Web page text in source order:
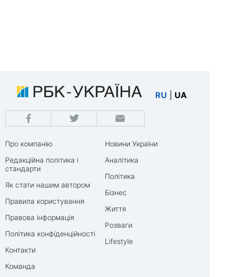
RU UA
Про компанію
Редакційна політика і
стандарти
Як стати нашим автором
Правила користування
Правова інформація
Політика конфіденційності
Контакти
Команда
Новини України
Аналітика
Політика
Бізнес
Життя
Розваги
Lifestyle